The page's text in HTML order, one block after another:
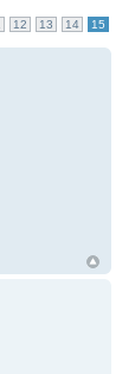
12 13 14 15